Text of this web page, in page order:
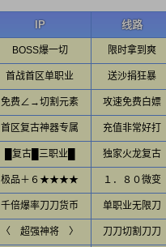
IP 线路
BOSS爆一切 限时拿到爽
首战首区单职业 送沙捐狂暴
免费∠→切割元素 攻速免费白嫖
首区复古神器专属 充值非常好打
█复古█三职业█ 独家火龙复古
极品＋６★★★★ １．８０微变
千倍爆率刀刀货币 单职业无限刀
〈 超强神将 〉 刀刀切割刀刀